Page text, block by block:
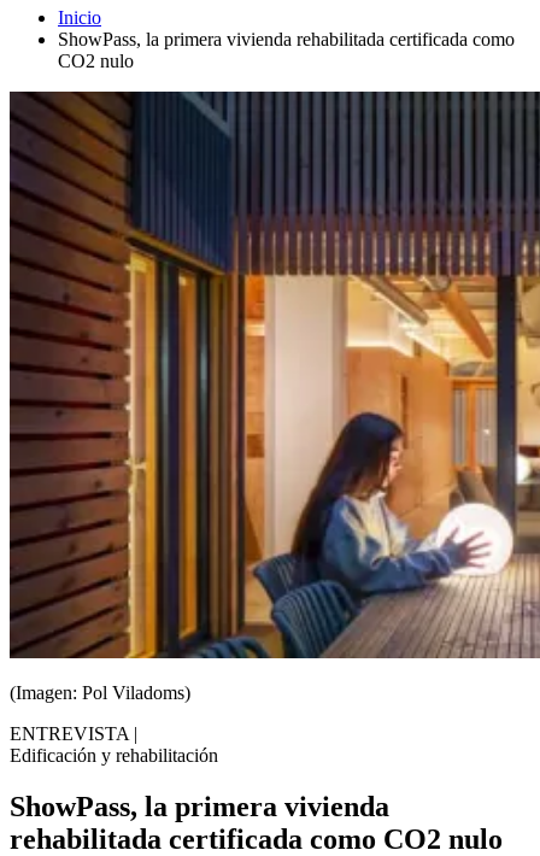
Inicio
ShowPass, la primera vivienda rehabilitada certificada como
CO2 nulo
(Imagen: Pol Viladoms)
ENTREVISTA |
Edificación y rehabilitación
ShowPass, la primera vivienda
rehabilitada certificada como CO2 nulo